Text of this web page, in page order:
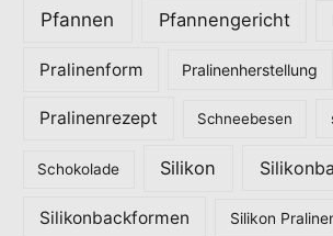
Pfannen Pfannengericht
Pralinenform Pralinenherstellung
Pralinenrezept Schneebesen
Schokolade Silikon
Silikonbackformen Silikon